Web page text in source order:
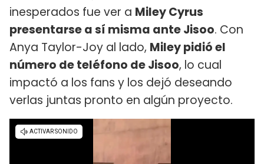
inesperados fue ver a Miley Cyrus
presentarse a sí misma ante Jisoo. Con
Anya Taylor-Joy al lado, Miley pidió el
número de teléfono de Jisoo, lo cual
impactó a los fans y los dejó deseando
verlas juntas pronto en algún proyecto.